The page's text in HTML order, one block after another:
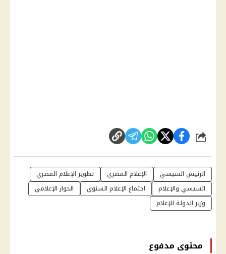
شارك
الرئيس السيسي الإعلام المصري
تطوير الإعلام المصري
السيسي والإعلام
اجتماع الإعلام السنوي
الحوار الإعلامي
وزير الدولة للإعلام
محتوى مدفوع